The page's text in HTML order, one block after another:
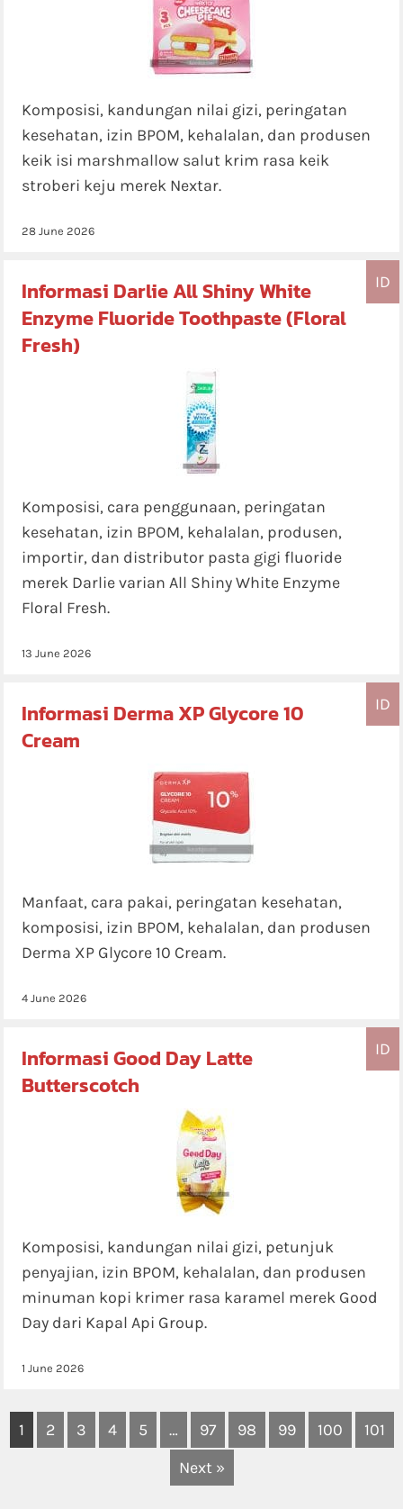
Komposisi, kandungan nilai gizi, peringatan
kesehatan, izin BPOM, kehalalan, dan produsen
keik isi marshmallow salut krim rasa keik
stroberi keju merek Nextar.
28 June 2026
ID
Informasi Darlie All Shiny White
Enzyme Fluoride Toothpaste (Floral
Fresh)
Komposisi, cara penggunaan, peringatan
kesehatan, izin BPOM, kehalalan, produsen,
importir, dan distributor pasta gigi fluoride
merek Darlie varian All Shiny White Enzyme
Floral Fresh.
13 June 2026
ID
Informasi Derma XP Glycore 10
Cream
Manfaat, cara pakai, peringatan kesehatan,
komposisi, izin BPOM, kehalalan, dan produsen
Derma XP Glycore 10 Cream.
4 June 2026
ID
Informasi Good Day Latte
Butterscotch
Komposisi, kandungan nilai gizi, petunjuk
penyajian, izin BPOM, kehalalan, dan produsen
minuman kopi krimer rasa karamel merek Good
Day dari Kapal Api Group.
1 June 2026
1 2 3 4 5 … 97 98 99 100
101
Next »